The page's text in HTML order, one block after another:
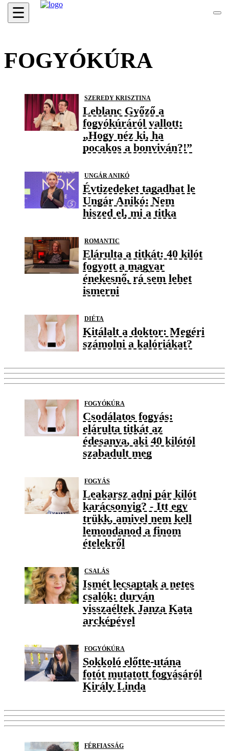
☰
FOGYÓKÚRA
SZEREDY KRISZTINA
Leblanc Győző a
fogyókúráról vallott:
„Hogy néz ki, ha
pocakos a bonviván?!”
UNGÁR ANIKÓ
Évtizedeket tagadhat le
Ungár Anikó: Nem
hiszed el, mi a titka
ROMANTIC
Elárulta a titkát: 40 kilót
fogyott a magyar
énekesnő, rá sem lehet
ismerni
DIÉTA
Kitálalt a doktor: Megéri
számolni a kalóriákat?
FOGYÓKÚRA
Csodálatos fogyás:
elárulta titkát az
édesanya, aki 40 kilótól
szabadult meg
FOGYÁS
Leakarsz adni pár kilót
karácsonyig? - Itt egy
trükk, amivel nem kell
lemondanod a finom
ételekről
CSALÁS
Ismét lecsaptak a netes
csalók: durván
visszaéltek Janza Kata
arcképével
FOGYÓKÚRA
Sokkoló előtte-utána
fotót mutatott fogyásáról
Király Linda
FÉRFIASSÁG